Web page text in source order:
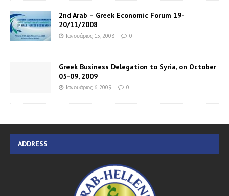
2nd Arab – Greek Economic Forum 19-
20/11/2008
Ιανουάριος 15, 2008 0
Greek Business Delegation to Syria, on October
05-09, 2009
Ιανουάριος 6, 2009 0
ADDRESS